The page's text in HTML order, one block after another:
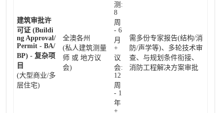
建筑审批许
可证 (Buildi
ng Approval/
Permit - BA/
BP) - 复杂项
目
(大型商业/多
层住宅)
全澳各州
(私人建筑测量
师 或 地方议
会)
测:
8
周
- 6
月
+
议
会:
12
周
- 1
年
+
需多份专家报告(结构/消
防/声学等)、多轮技术审
查、与规划条件衔接、
消防工程解决方案审批